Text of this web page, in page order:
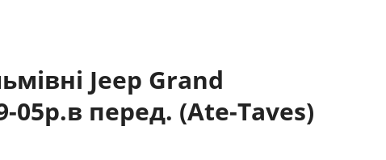
Jeep Grand
05р.в перед. (Ate-Taves)